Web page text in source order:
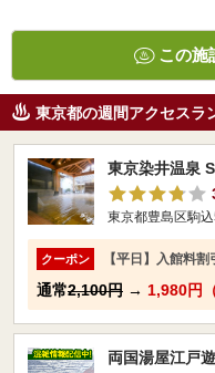
この施
東京都の週間アクセスラ
東京染井温泉
東京都豊島区駒
クーポン 【平日】入館料
通常2,100円 → 1,980円
両国湯屋江戸遊